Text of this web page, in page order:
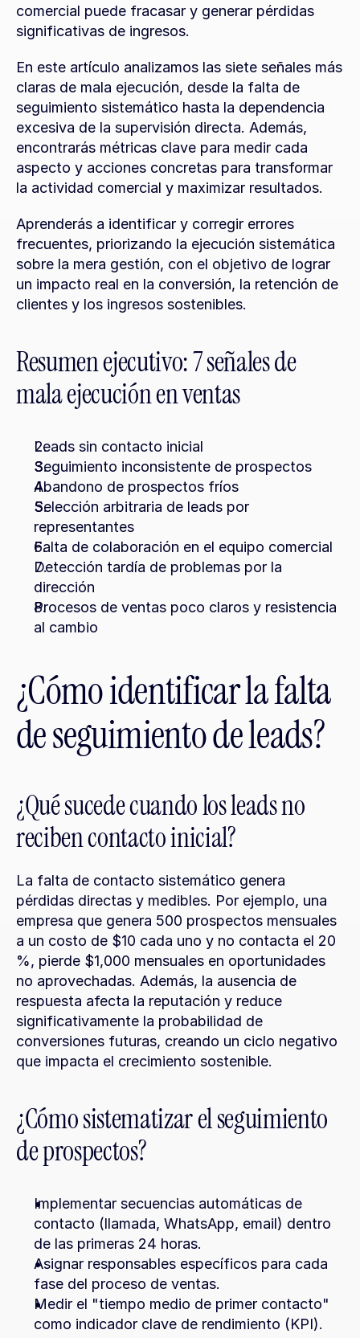
comercial puede fracasar y generar pérdidas
significativas de ingresos.
En este artículo analizamos las siete señales más
claras de mala ejecución, desde la falta de
seguimiento sistemático hasta la dependencia
excesiva de la supervisión directa. Además,
encontrarás métricas clave para medir cada
aspecto y acciones concretas para transformar
la actividad comercial y maximizar resultados.
Aprenderás a identificar y corregir errores
frecuentes, priorizando la ejecución sistemática
sobre la mera gestión, con el objetivo de lograr
un impacto real en la conversión, la retención de
clientes y los ingresos sostenibles.
Resumen ejecutivo: 7 señales de
mala ejecución en ventas
Leads sin contacto inicial
Seguimiento inconsistente de prospectos
Abandono de prospectos fríos
Selección arbitraria de leads por
representantes
Falta de colaboración en el equipo comercial
Detección tardía de problemas por la
dirección
Procesos de ventas poco claros y resistencia
al cambio
¿Cómo identificar la falta
de seguimiento de leads?
¿Qué sucede cuando los leads no
reciben contacto inicial?
La falta de contacto sistemático genera
pérdidas directas y medibles. Por ejemplo, una
empresa que genera 500 prospectos mensuales
a un costo de $10 cada uno y no contacta el 20
%, pierde $1,000 mensuales en oportunidades
no aprovechadas. Además, la ausencia de
respuesta afecta la reputación y reduce
significativamente la probabilidad de
conversiones futuras, creando un ciclo negativo
que impacta el crecimiento sostenible.
¿Cómo sistematizar el seguimiento
de prospectos?
Implementar secuencias automáticas de
contacto (llamada, WhatsApp, email) dentro
de las primeras 24 horas.
Asignar responsables específicos para cada
fase del proceso de ventas.
Medir el "tiempo medio de primer contacto"
como indicador clave de rendimiento (KPI).